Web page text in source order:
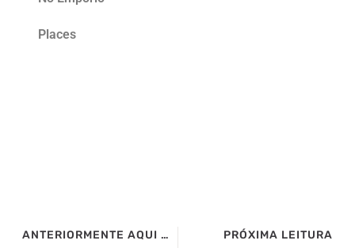
Places
ANTERIORMENTE AQUI NO SITE>>> PRÓXIMA LEITURA